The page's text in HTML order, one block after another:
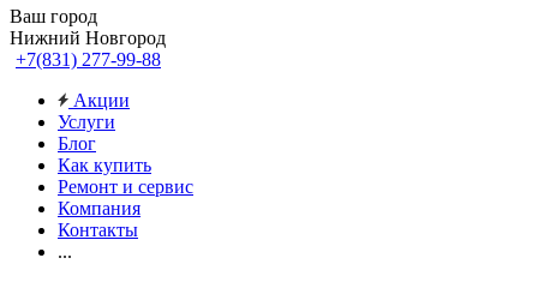
Ваш город
Нижний Новгород
+7(831) 277-99-88
Акции
Услуги
Блог
Как купить
Ремонт и сервис
Компания
Контакты
...